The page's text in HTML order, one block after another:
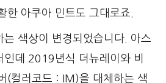
한 아쿠아 민트도 그대로죠.
는 색상이 변경되었습니다. 아스
인데 2019년식 더뉴레이와 비
(컬러코드 : IM)을 대체하는 색